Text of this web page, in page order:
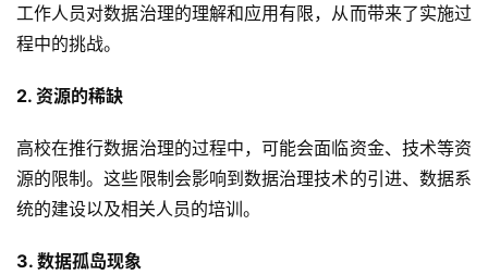
活
动
产
解
决
方
工作人员对数据治理的理解和应用有限，从而带来了实施过
程中的挑战。
2. 资源的稀缺
高校在推行数据治理的过程中，可能会面临资金、技术等资
源的限制。这些限制会影响到数据治理技术的引进、数据系
统的建设以及相关人员的培训。
3. 数据孤岛现象